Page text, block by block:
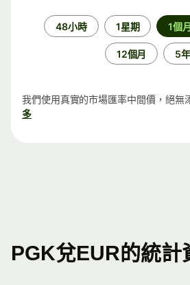
48小時 1星期 1個月
12個月 5年
我們使用真實的市場匯率中間價，絕無
多
PGK兌EUR的統計